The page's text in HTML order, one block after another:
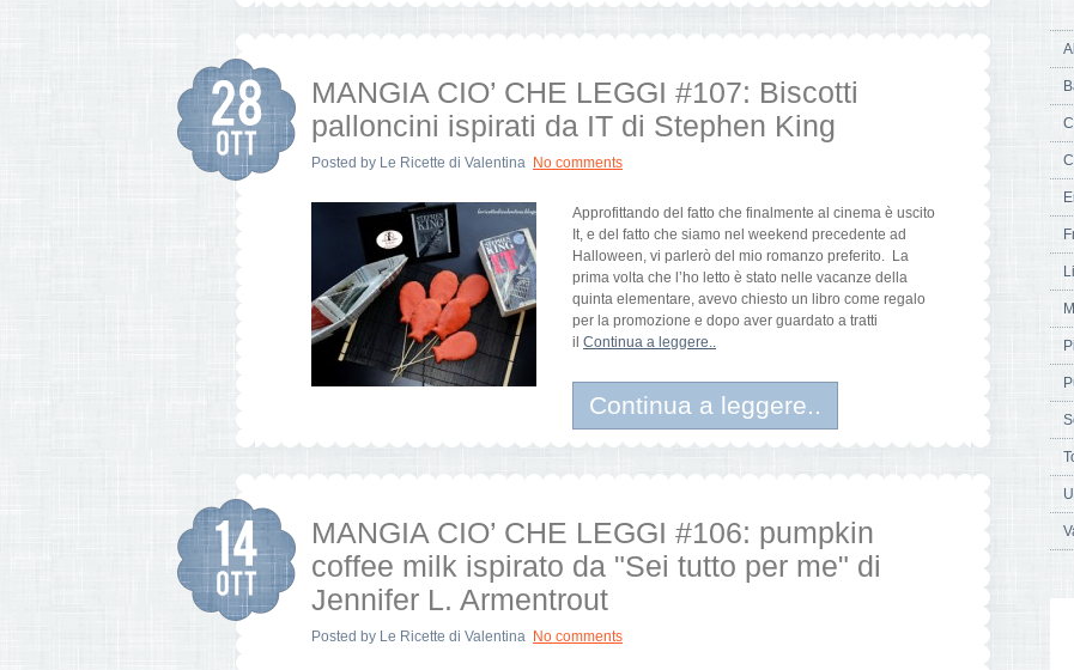
MANGIA CIO’ CHE LEGGI #107: Biscotti
palloncini ispirati da IT di Stephen King
Posted by Le Ricette di Valentina No comments
Approfittando del fatto che finalmente al cinema è uscito
It, e del fatto che siamo nel weekend precedente ad
Halloween, vi parlerò del mio romanzo preferito. La
prima volta che l’ho letto è stato nelle vacanze della
quinta elementare, avevo chiesto un libro come regalo
per la promozione e dopo aver guardato a tratti
il Continua a leggere..
Continua a leggere..
MANGIA CIO’ CHE LEGGI #106: pumpkin
coffee milk ispirato da "Sei tutto per me" di
Jennifer L. Armentrout
Posted by Le Ricette di Valentina No comments